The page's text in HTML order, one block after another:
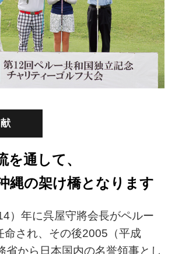
を通して、
縄の架け橋となります
）年に呉屋守將会長がペルー
命され、その後2005（平成
省から日本国内の名誉領事とし